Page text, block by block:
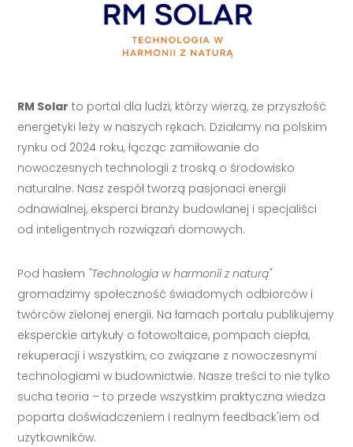
RM Solar to portal dla ludzi, którzy wierzą, że przyszłość
energetyki leży w naszych rękach. Działamy na polskim
rynku od 2024 roku, łącząc zamiłowanie do
nowoczesnych technologii z troską o środowisko
naturalne. Nasz zespół tworzą pasjonaci energii
odnawialnej, eksperci branży budowlanej i specjaliści
od inteligentnych rozwiązań domowych.
Pod hasłem "Technologia w harmonii z naturą"
gromadzimy społeczność świadomych odbiorców i
twórców zielonej energii. Na łamach portalu publikujemy
eksperckie artykuły o fotowoltaice, pompach ciepła,
rekuperacji i wszystkim, co związane z nowoczesnymi
technologiami w budownictwie. Nasze treści to nie tylko
sucha teoria – to przede wszystkim praktyczna wiedza
poparta doświadczeniem i realnym feedback'iem od
użytkowników.